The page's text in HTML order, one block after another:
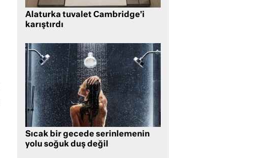
Alaturka tuvalet Cambridge’i
karıştırdı
Sıcak bir gecede serinlemenin
yolu soğuk duş değil